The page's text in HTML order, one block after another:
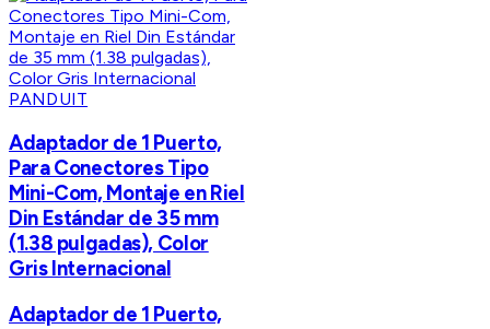
PANDUIT
Adaptador de 1 Puerto,
Para Conectores Tipo
Mini-Com, Montaje en Riel
Din Estándar de 35 mm
(1.38 pulgadas), Color
Gris Internacional
Adaptador de 1 Puerto,